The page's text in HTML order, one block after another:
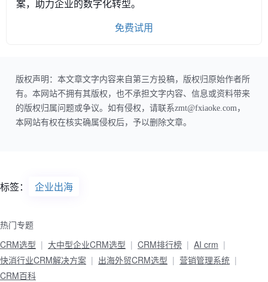
案，助力企业的数字化转型。
免费试用
版权声明：本文章文字内容来自第三方投稿，版权归原始作者所
有。本网站不拥有其版权，也不承担文字内容、信息或资料带来
的版权归属问题或争议。如有侵权，请联系zmt@fxiaoke.com，
本网站有权在核实确属侵权后，予以删除文章。
标签： 企业出海
热门专题
CRM选型
大中型企业CRM选型 CRM排行榜
AI crm
快消行业CRM解决方案
出海外贸CRM选型
营销管理系统
CRM百科